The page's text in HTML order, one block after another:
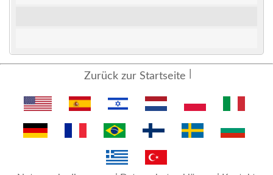
Zurück zur Startseite